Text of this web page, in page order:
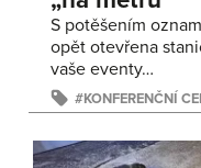
S potěšením
opět otevřena
vaše eventy…
KONFERENČNÍ